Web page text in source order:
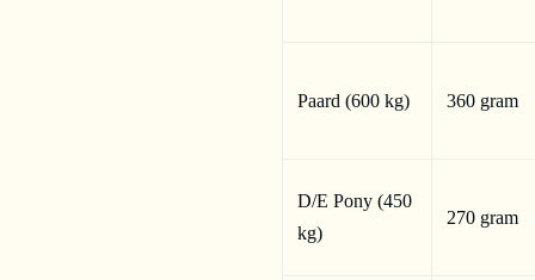
Paard (600 kg) 360 gram
D/E Pony (450
kg)
270 gram